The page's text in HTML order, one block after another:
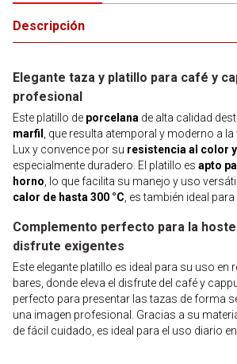
Descripción
Elegante taza y platillo para café y
profesional
Este platillo de porcelana de alta calidad
marfil
, que resulta atemporal y moderno a
Lux y convence por su resistencia al color
especialmente duradero. El platillo es apto
horno , lo que facilita su manejo y uso
calor de hasta 300 °C , es también ideal
Complemento perfecto para la
disfrute exigentes
Este elegante platillo es ideal para su uso en
bares, donde eleva el disfrute del café y
perfecto para presentar las tazas de forma
una imagen profesional. Gracias a su
de fácil cuidado, es ideal para el uso diario